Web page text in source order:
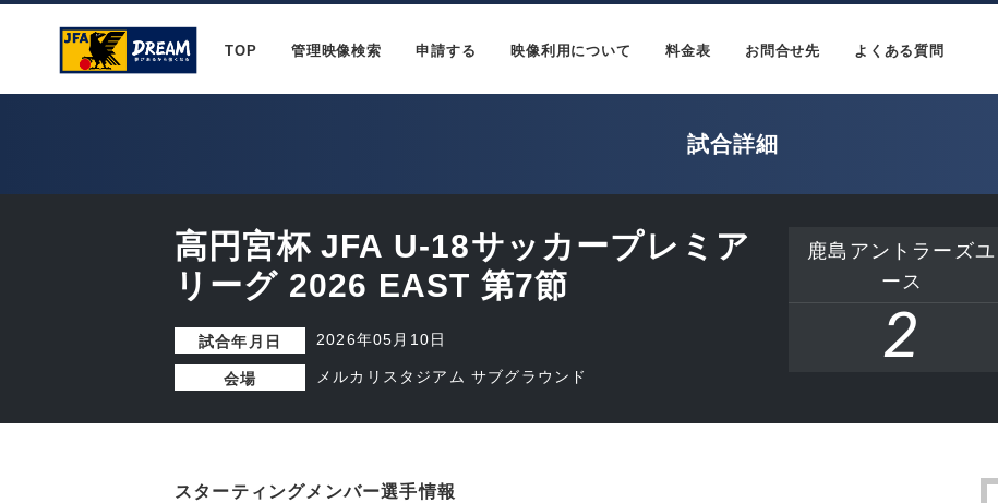
TOP 管理映像検索 申請する 映像利用について 料金表 お問合せ先 よくある質問
試合詳細
高円宮杯 JFA U-18サッカープレミア
リーグ 2026 EAST 第7節
試合年月日 2026年05月10日
会場 メルカリスタジアム サブグラウンド
鹿島アントラーズユ
ース
2
スターティングメンバー選手情報